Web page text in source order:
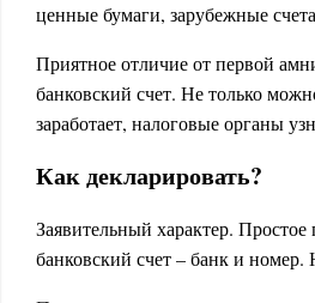
ценные бумаги, зарубежные
Приятное отличие от первой
банковский счет. Не только
заработает, налоговые органы
Как декларировать?
Заявительный характер.
банковский счет – банк и